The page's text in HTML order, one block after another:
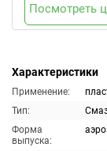
Характеристики
Применение:
Тип:
Форма
выпуска:
Посмотреть